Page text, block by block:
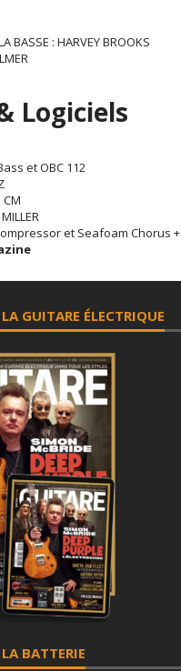
BASSE : HARVEY BROOKS
Logiciels
et OBC 112
CM
et Seafoam Chorus +
GUITARE ÉLECTRIQUE
BATTERIE